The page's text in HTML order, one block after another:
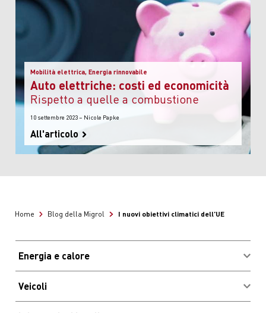
Mobilità elettrica, Energia rinnovabile
Auto elettriche: costi ed economicità
rispetto a quelle a combustione
10 settembre 2023 – Nicole Papke
All'articolo
Home Blog della Migrol I nuovi obiettivi climatici dell’UE
Energia e calore
Vantaggi e risparmio
Veicoli